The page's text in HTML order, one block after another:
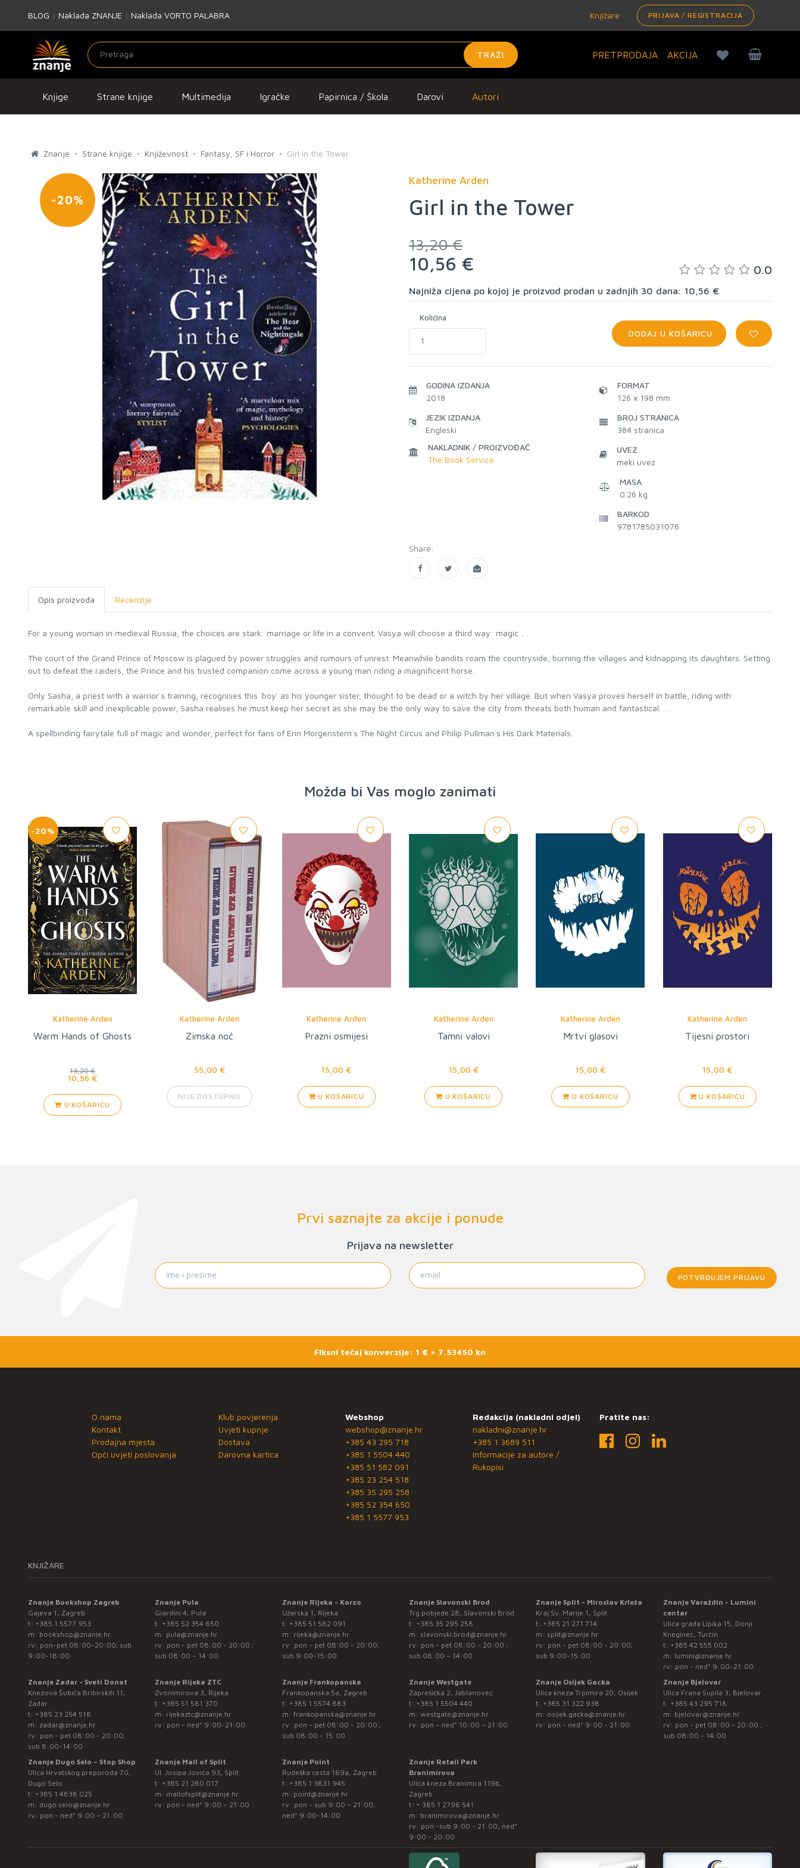
BLOG | Naklada ZNANJE | Naklada VORTO PALABRA Knjižare PRIJAVA / REGISTRACIJA
TRAŽI PRETPRODAJA AKCIJA
Knjige Strane knjige Multimedija Igračke Papirnica / Škola Darovi Autori
Znanje Strane knjige Književnost Fantasy, SF i Horror Girl in the Tower
-20%
Katherine Arden
Girl in the Tower
13,20 €
10,56 € 0.0
Najniža cijena po kojoj je proizvod prodan u zadnjih 30 dana: 10,56 €
Količina
DODAJ U KOŠARICU
GODINA IZDANJA
2018
JEZIK IZDANJA
Engleski
NAKLADNIK / PROIZVOĐAČ
The Book Service
FORMAT
126 x 198 mm
BROJ STRANICA
384 stranica
UVEZ
meki uvez
MASA
0.26 kg
BARKOD
9781785031076
Share:
Opis proizvoda Recenzije
For a young woman in medieval Russia, the choices are stark: marriage or life in a convent. Vasya will choose a third way: magic. . .
The court of the Grand Prince of Moscow is plagued by power struggles and rumours of unrest. Meanwhile bandits roam the countryside, burning the villages and kidnapping its daughters. Setting
out to defeat the raiders, the Prince and his trusted companion come across a young man riding a magnificent horse.
Only Sasha, a priest with a warrior`s training, recognises this `boy` as his younger sister, thought to be dead or a witch by her village. But when Vasya proves herself in battle, riding with
remarkable skill and inexplicable power, Sasha realises he must keep her secret as she may be the only way to save the city from threats both human and fantastical. . .
A spellbinding fairytale full of magic and wonder, perfect for fans of Erin Morgenstern`s The Night Circus and Philip Pullman`s His Dark Materials.
Možda bi Vas moglo zanimati
-20%
Katherine Arden
Warm Hands of Ghosts
13,20 €
10,56 €
U KOŠARICU
Katherine Arden
Zimska noć
55,00 €
NIJE DOSTUPNO
Katherine Arden
Prazni osmijesi
15,00 €
U KOŠARICU
Katherine Arden
Tamni valovi
15,00 €
U KOŠARICU
Katherine Arden
Mrtvi glasovi
15,00 €
U KOŠARICU
Katherine Arden
Tijesni prostori
15,00 €
U KOŠARICU
Prvi saznajte za akcije i ponude
Prijava na newsletter
POTVRĐUJEM PRIJAVU
Fiksni tečaj konverzije: 1 € = 7,53450 kn
O nama
Kontakt
Prodajna mjesta
Opći uvjeti poslovanja
Klub povjerenja
Uvjeti kupnje
Dostava
Darovna kartica
Webshop
webshop@znanje.hr
+385 43 295 718
+385 1 5504 440
+385 51 582 091
+385 23 254 518
+385 35 295 258
+385 52 354 650
+385 1 5577 953
Redakcija (nakladni odjel)
nakladni@znanje.hr
+385 1 3689 511
Informacije za autore /
Rukopisi
Pratite nas:
KNJIŽARE
Znanje Bookshop Zagreb
Gajeva 1, Zagreb
t: +385 1 5577 953
m: bookshop@znanje.hr
rv: pon-pet 08:00-20:00; sub
9:00-18:00
Znanje Pula
Giardini 4, Pula
t: +385 52 354 650
m: pula@znanje.hr
rv: pon - pet 08:00 - 20:00 ;
sub 08:00 – 14:00
Znanje Rijeka - Korzo
Užarska 1, Rijeka
t: +385 51 582 091
m: rijeka@znanje.hr
rv: pon - pet 08:00 - 20:00;
sub 9:00-15:00
Znanje Slavonski Brod
Trg pobjede 28, Slavonski Brod
t: +385 35 295 258
m: slavonski.brod@znanje.hr
rv: pon - pet 08:00 - 20:00 ;
sub 08:00 – 14:00
Znanje Split - Miroslav Krleža
Kraj Sv. Marije 1, Split
t: +385 21 271 714
m: split@znanje.hr
rv: pon - pet 08:00 - 20:00;
sub 9:00-15:00
Znanje Varaždin - Lumini
centar
Ulica grada Lipika 15, Donji
Kneginec, Turčin
t: +385 42 555 002
m: lumini@znanje.hr
rv: pon - ned* 9:00-21:00
Znanje Zadar - Sveti Donat
Knezova Šubića Bribirskih 11,
Zadar
t: +385 23 254 518
m: zadar@znanje.hr
rv: pon - pet 08:00 - 20:00;
sub 8:00-14:00
Znanje Rijeka ZTC
Zvonimirova 3, Rijeka
t: +385 51 581 370
m: rijekaztc@znanje.hr
rv: pon - ned* 9:00-21:00
Znanje Frankopanska
Frankopanska 5a, Zagreb
t: +385 1 5574 883
m: frankopanska@znanje.hr
rv: pon - pet 08:00 - 20:00 ;
sub 08:00 - 15:00
Znanje Westgate
Zaprešićka 2, Jablanovec
t: +385 1 5504 440
m: westgate@znanje.hr
rv: pon – ned* 10:00 – 21:00
Znanje Osijek Gacka
Ulica kneza Trpimira 20, Osijek
t: +385 31 322 938
m: osijek.gacka@znanje.hr
rv: pon - ned* 9:00 - 21:00
Znanje Bjelovar
Ulica Frana Supila 3, Bjelovar
t: +385 43 295 718
m: bjelovar@znanje.hr
rv: pon - pet 08:00 - 20:00 ;
sub 08:00 - 14:00
Znanje Dugo Selo – Stop Shop
Ulica Hrvatskog preporoda 70,
Dugo Selo
t: +385 1 4838 025
m: dugo.selo@znanje.hr
rv: pon - ned* 9:00 – 21:00
Znanje Mall of Split
Ul. Josipa Jovića 93, Split
t: +385 21 280 017
m: mallofsplit@znanje.hr
rv: pon - ned* 9:00 – 21:00
Znanje Point
Rudeška cesta 169a, Zagreb
t: +385 1 3831 945
m: point@znanje.hr
rv: pon - sub 9:00 – 21:00;
ned* 9:00-14:00
Znanje Retail Park
Branimirova
Ulica kneza Branimira 119b,
Zagreb
t: + 385 1 2796 541
m: branimirova@znanje.hr
rv: pon -sub 9:00 - 21:00, ned*
9:00 - 20:00